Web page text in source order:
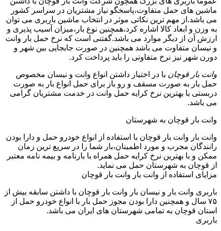
ماشین های حمل متفاوت،پاسخگو نیاز مشتریان در سراسر کشور
می باشد.از مهم ترین نکاتی موثر در انتخاب ماشین باربری می توان
به وزن و ابعاد کالا اشاره کرد،همچنین نوع بار،میزان آسیب پذیری و
ارزش آن از دیگر موارد می باشد.گفتنی است که نرخ حمل بار وانت
و نیسان متفاوت می باشد همچنین در صورت جابجایی بین شهر و
دورن شهر نیز نرخ متفاوتی را باید پرداخت کرد.
وانت بار قوچان با در اختیار داشتن انواع وانت و نیسان مخصوص
حمل بار به صورت مسقف و رو باز برای حمل انواع بار به صورت
دربستی با بهترین نرخ کرایه حمل وانت در خدمت مشتریان گرامی
می باشد.
وانت بار قوچان به شهرستان
وانت بار وانت بار قوچان با استفاده از انواع خودرو حمل و دارا بودن
رانندگان مجرب و مورد اطمینان،بار شما را در سریع ترین زمان
ممکن و با بهترین نرخ کرایه حمل همراه با بارنامه و بیمه نامه معتبر
از قوچان به شهرستان حمل می نماید.
مزایای استفاده از وانت بار وانت بار قوچان
باربری وانت بار و نیسان بار وانت بار قوچان با داشتن سابقه بیش از
۷۵ سال و همچنین دارا بودن مجوز حمل بار با انواع خودرو حمل از
استان قوچان به تمامی شهرستان های ایران می باشد.
باربری